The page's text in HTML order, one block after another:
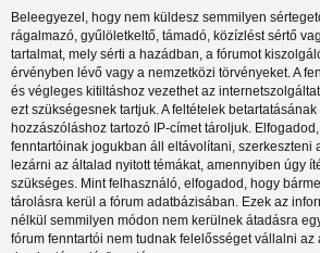
Beleegyezel, hogy nem küldesz semmilyen
rágalmazó, gyűlöletkeltő, támadó, közízlést sértő
tartalmat, mely sérti a hazádban, a fórumot
érvényben lévő vagy a nemzetközi törvényeket. A
és végleges kitiltáshoz vezethet az
ezt szükségesnek tartjuk. A feltételek
hozzászóláshoz tartozó IP-címet tároljuk.
fenntartóinak jogukban áll eltávolítani, szerkeszteni
lezárni az általad nyitott témákat, amennyiben úgy
szükséges. Mint felhasználó, elfogadod, hogy
tárolásra kerül a fórum adatbázisában. Ezek az
nélkül semmilyen módon nem kerülnek átadásra
fórum fenntartói nem tudnak felelősséget vállalni az